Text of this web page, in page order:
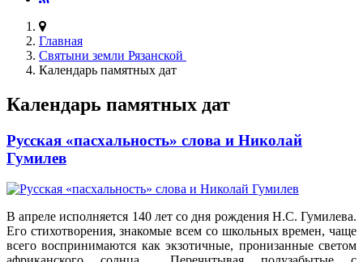
Главная
Святыни земли Рязанской
Календарь памятных дат
Календарь памятных дат
Русская «пасхальность» слова и Николай
Гумилев
В апреле исполняется 140 лет со дня рождения Н.С. Гумилева.
Его стихотворения, знакомые всем со школьных времен, чаще
всего воспринимаются как экзотичные, пронизанные светом